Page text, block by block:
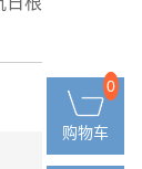
0
购物车
0
购物车